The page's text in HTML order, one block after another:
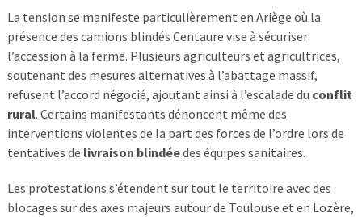
La tension se manifeste particulièrement en Ariège où la
présence des camions blindés Centaure vise à sécuriser
l’accession à la ferme. Plusieurs agriculteurs et agricultrices,
soutenant des mesures alternatives à l’abattage massif,
refusent l’accord négocié, ajoutant ainsi à l’escalade du conflit
rural. Certains manifestants dénoncent même des
interventions violentes de la part des forces de l’ordre lors de
tentatives de livraison blindéedes équipes sanitaires.
Les protestations s’étendent sur tout le territoire avec des
blocages sur des axes majeurs autour de Toulouse et en Lozère,